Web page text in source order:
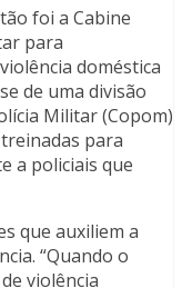
foi a Cabine
para
doméstica
de uma divisão
Militar (Copom)
para
a policiais que
que auxiliem a
“Quando o
violência